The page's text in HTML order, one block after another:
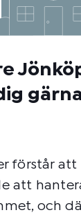
förstår att
att
och